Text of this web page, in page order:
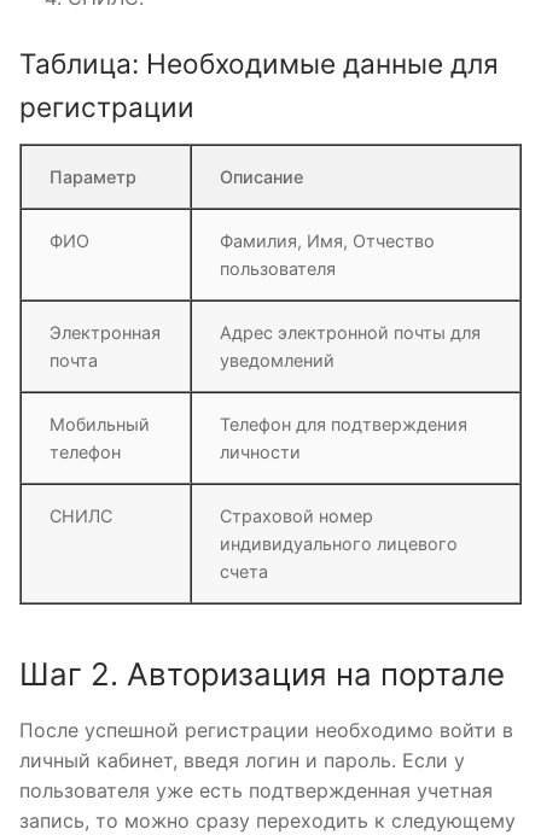
Таблица: Необходимые данные для
регистрации
Параметр Описание
ФИО
Фамилия, Имя, Отчество
пользователя
Электронная
почта
Адрес электронной почты для
уведомлений
Мобильный
телефон
Телефон для подтверждения
личности
СНИЛС
Страховой номер
индивидуального лицевого
счета
Шаг 2. Авторизация на портале
После успешной регистрации необходимо войти в
личный кабинет, введя логин и пароль. Если у
пользователя уже есть подтвержденная учетная
запись, то можно сразу переходить к следующему